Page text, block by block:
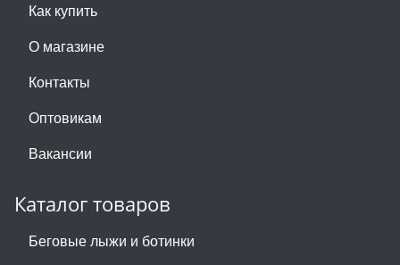
Как купить
О магазине
Контакты
Оптовикам
Вакансии
Каталог товаров
Беговые лыжи и ботинки